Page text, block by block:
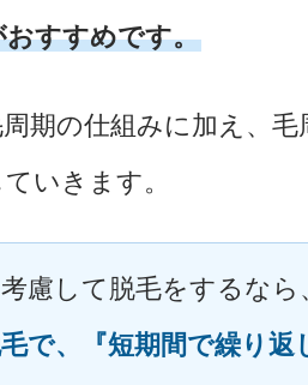
すすめです。
期の仕組みに加え、
いきます。
慮して脱毛をするなら
で、『短期間で繰り